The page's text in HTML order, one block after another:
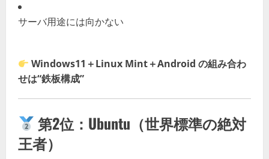
サーバ用途には向かない
Windows11＋Linux Mint＋Android の組み合わ
せは“鉄板構成”
第2位： Ubuntu（世界標準の絶対
王者）